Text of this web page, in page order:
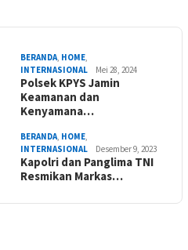
BERANDA, HOME,
INTERNASIONAL
Mei 28, 2024
Polsek KPYS Jamin
Keamanan dan
Kenyamana…
BERANDA, HOME,
INTERNASIONAL
Desember 9, 2023
Kapolri dan Panglima TNI
Resmikan Markas…